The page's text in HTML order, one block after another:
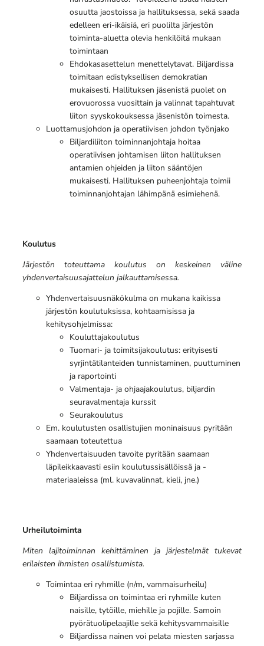
osuutta jaostoissa ja hallituksessa, sekä saada
edelleen eri-ikäisiä, eri puolilta järjestön
toiminta-aluetta olevia henkilöitä mukaan
toimintaan
Ehdokasasettelun menettelytavat. Biljardissa
toimitaan edistyksellisen demokratian
mukaisesti. Hallituksen jäsenistä puolet on
erovuorossa vuosittain ja valinnat tapahtuvat
liiton syyskokouksessa jäsenistön toimesta.
Luottamusjohdon ja operatiivisen johdon työnjako
Biljardiliiton toiminnanjohtaja hoitaa
operatiivisen johtamisen liiton hallituksen
antamien ohjeiden ja liiton sääntöjen
mukaisesti. Hallituksen puheenjohtaja toimii
toiminnanjohtajan lähimpänä esimiehenä.
Koulutus
Järjestön toteuttama koulutus on keskeinen väline
yhdenvertaisuusajattelun jalkauttamisessa.
Yhdenvertaisuusnäkökulma on mukana kaikissa
järjestön koulutuksissa, kohtaamisissa ja
kehitysohjelmissa:
Kouluttajakoulutus
Tuomari- ja toimitsijakoulutus: erityisesti
syrjintätilanteiden tunnistaminen, puuttuminen
ja raportointi
Valmentaja- ja ohjaajakoulutus, biljardin
seuravalmentaja kurssit
Seurakoulutus
Em. koulutusten osallistujien moninaisuus pyritään
saamaan toteutettua
Yhdenvertaisuuden tavoite pyritään saamaan
läpileikkaavasti esiin koulutussisällöissä ja -
materiaaleissa (ml. kuvavalinnat, kieli, jne.)
Urheilutoiminta
Miten lajitoiminnan kehittäminen ja järjestelmät tukevat
erilaisten ihmisten osallistumista.
Toimintaa eri ryhmille (n/m, vammaisurheilu)
Biljardissa on toimintaa eri ryhmille kuten
naisille, tytöille, miehille ja pojille. Samoin
pyörätuolipelaajille sekä kehitysvammaisille
Biljardissa nainen voi pelata miesten sarjassa